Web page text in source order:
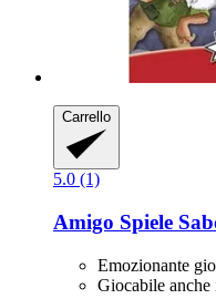
Carrello
5.0 (1)
Amigo Spiele
Emozionante
Giocabile